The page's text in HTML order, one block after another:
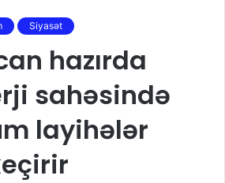
Siyasət
hazırda
sahəsində
layihələr